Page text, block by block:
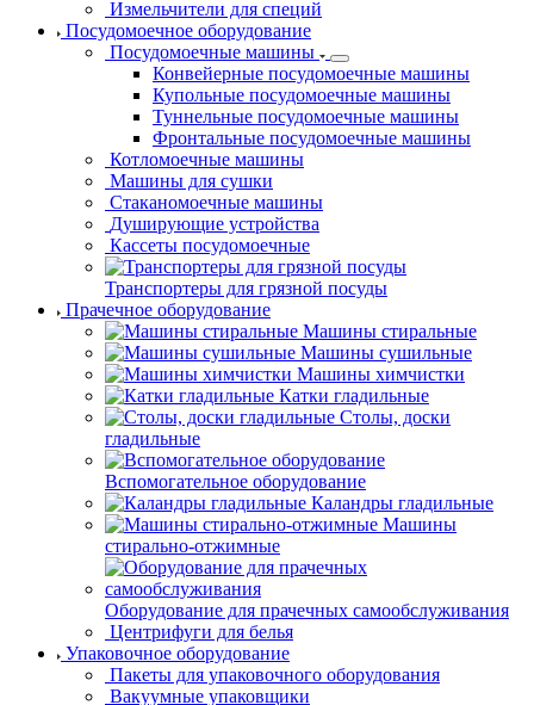
специй
Посудомоечное оборудование
Посудомоечные
машины
Конвейерные посудомоечные машины
Купольные посудомоечные машины
Туннельные посудомоечные машины
Фронтальные посудомоечные машины
Машины для сушки
машины
Душирующие
устройства
Кассеты
посудомоечные
Транспортеры для грязной посуды
Прачечное оборудование
Машины сушильные
Машины химчистки
Катки гладильные
Столы, доски
гладильные
Вспомогательное оборудование
Каландры гладильные
стирально-отжимные